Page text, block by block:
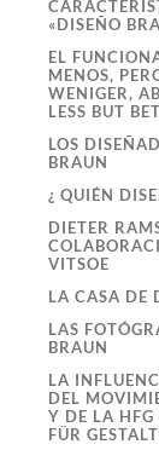
«DISEÑO
EL
MENOS,
WENIGER,
LESS BUT
LOS
BRAUN
¿ QUIÉN
DIETER
VITSOE
LA CASA DE
LAS
BRAUN
LA
DEL
Y DE LA HFG
FÜR